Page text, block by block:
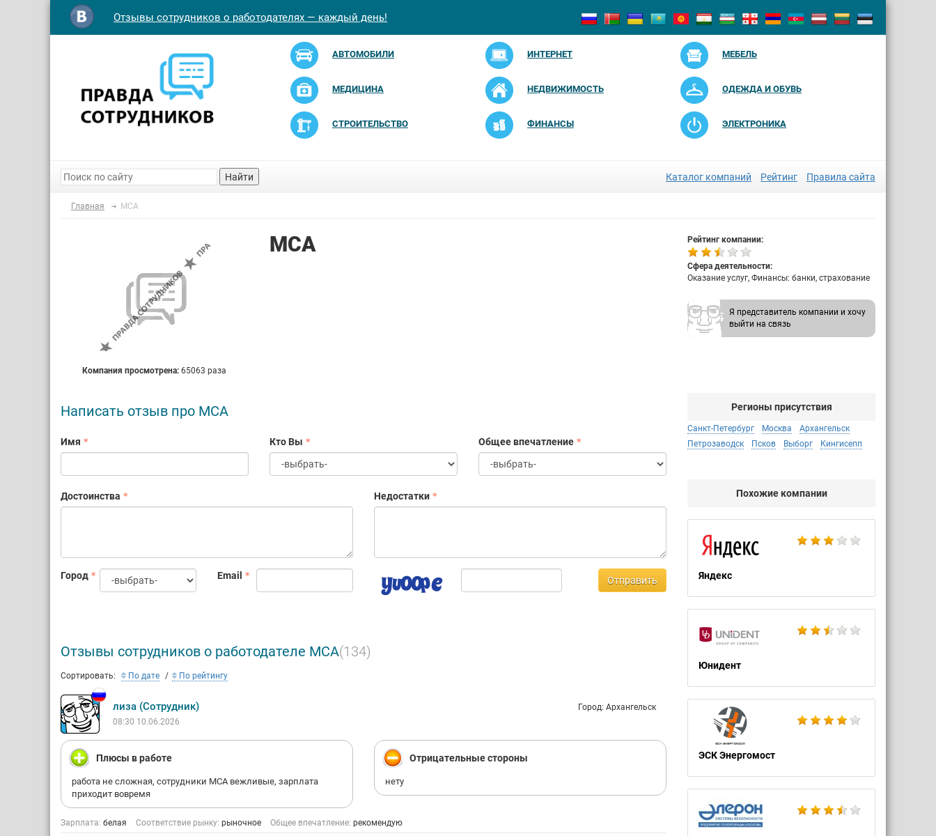
Отзывы сотрудников о работодателях — каждый день!
АВТОМОБИЛИ ИНТЕРНЕТ МЕБЕЛЬ
МЕДИЦИНА НЕДВИЖИМОСТЬ ОДЕЖДА И ОБУВЬ
СТРОИТЕЛЬСТВО ФИНАНСЫ ЭЛЕКТРОНИКА
Найти Каталог компаний Рейтинг Правила сайта
Главная МСА
Рейтинг компании:
Сфера деятельности:
Оказание услуг, Финансы: банки, страхование
Я представитель компании и хочу
выйти на связь
Регионы присутствия
Санкт-Петербург Москва
Архангельск
Петрозаводск
Псков Выборг Кингисепп
Похожие компании
Яндекс
Юнидент
ЭСК Энергомост
Компания просмотрена:65063 раза
МСА
Написать отзыв про МСА
Имя Кто Вы Общее впечатление
Достоинства Недостатки
Город Email Отправить
Отзывы сотрудников о работодателе МСА(134)
Сортировать: По дате По рейтингу
лиза (Сотрудник)
Город: Архангельск
08:30 10.06.2026
Плюсы в работе
работа не сложная, сотрудники MCA вежливые, зарплата
приходит вовремя
Отрицательные стороны
нету
Зарплата: белая Соответствие рынку: рыночное Общее впечатление: рекомендую